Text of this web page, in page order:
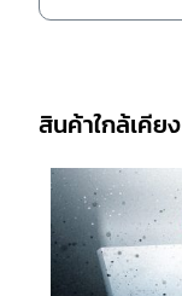
สินค้าใกล้เคียง